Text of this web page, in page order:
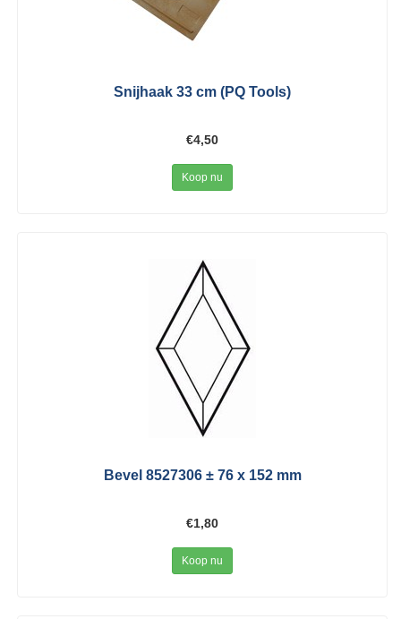
Snijhaak 33 cm (PQ Tools)
€4,50
Koop nu
Bevel 8527306 ± 76 x 152 mm
€1,80
Koop nu